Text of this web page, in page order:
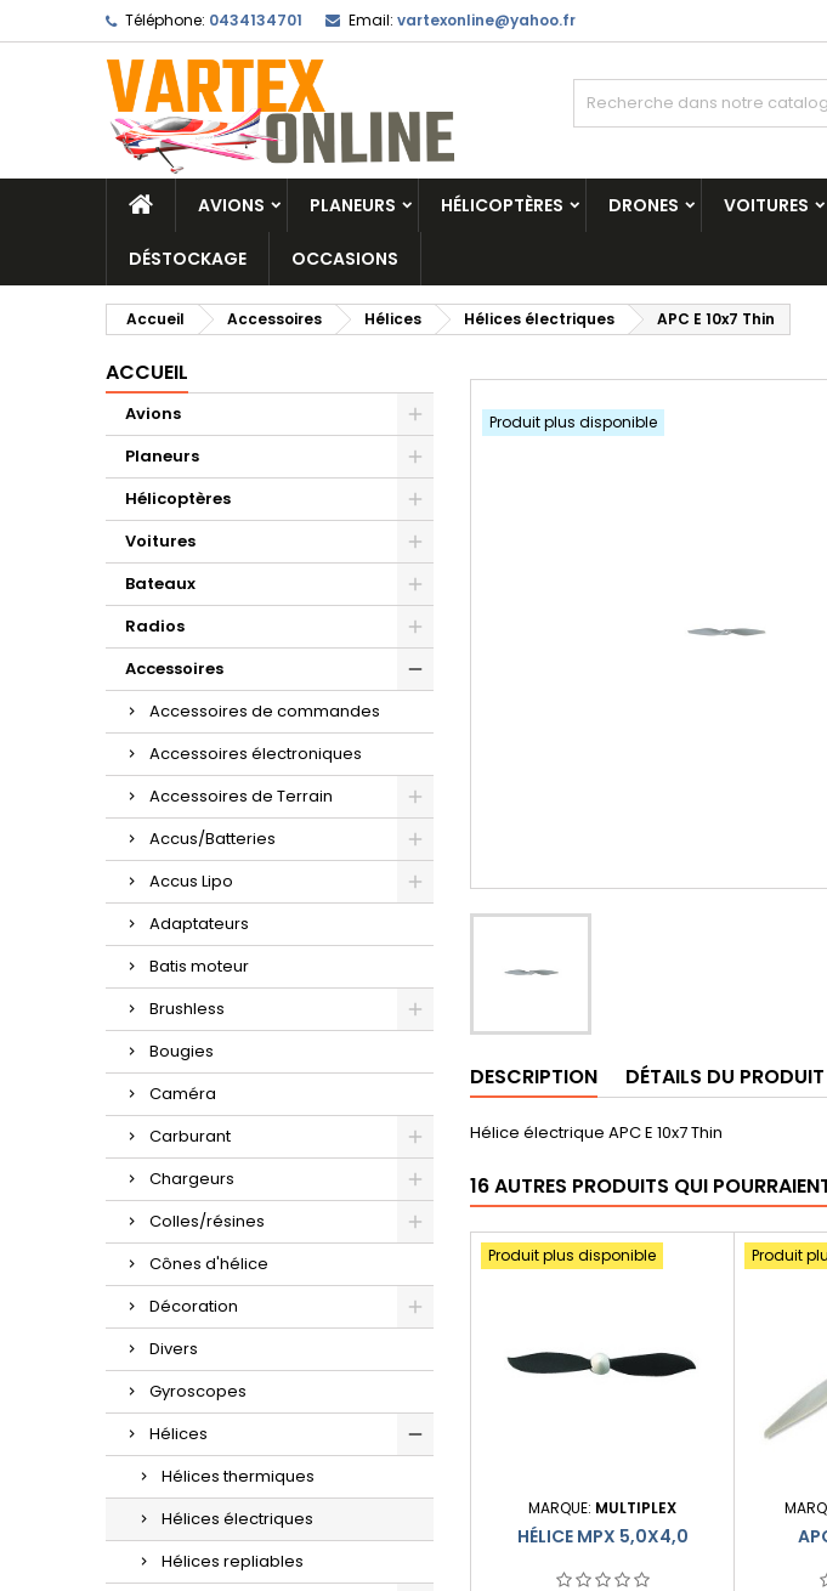
Téléphone: 0434134701 Email: vartexonline@yahoo.fr
AVIONS PLANEURS HÉLICOPTÈRES DRONES VOITURES
DÉSTOCKAGE OCCASIONS
Accueil Accessoires Hélices Hélices électriques APC E 10x7 Thin
ACCUEIL
Avions
Planeurs
Hélicoptères
Voitures
Bateaux
Radios
Accessoires
Accessoires de commandes
Accessoires électroniques
Accessoires de Terrain
Accus/Batteries
Accus Lipo
Adaptateurs
Batis moteur
Brushless
Bougies
Caméra
Carburant
Chargeurs
Colles/résines
Cônes d'hélice
Décoration
Divers
Gyroscopes
Hélices
Hélices thermiques
Hélices électriques
Hélices repliables
Produit plus disponible
DESCRIPTION DÉTAILS DU PRODUIT
Hélice électrique APC E 10x7 Thin
16 AUTRES PRODUITS QUI
Produit plus disponible
MARQUE: MULTIPLEX
HÉLICE MPX 5,0X4,0
Produit